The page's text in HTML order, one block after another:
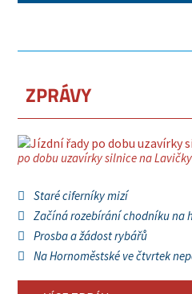
ZPRÁVY
po dobu uzavírky silnice na Lavičky
Staré ciferníky mizí
Začíná rozebírání chodníku na
Prosba a žádost rybářů
Na Hornoměstské ve čtvrtek